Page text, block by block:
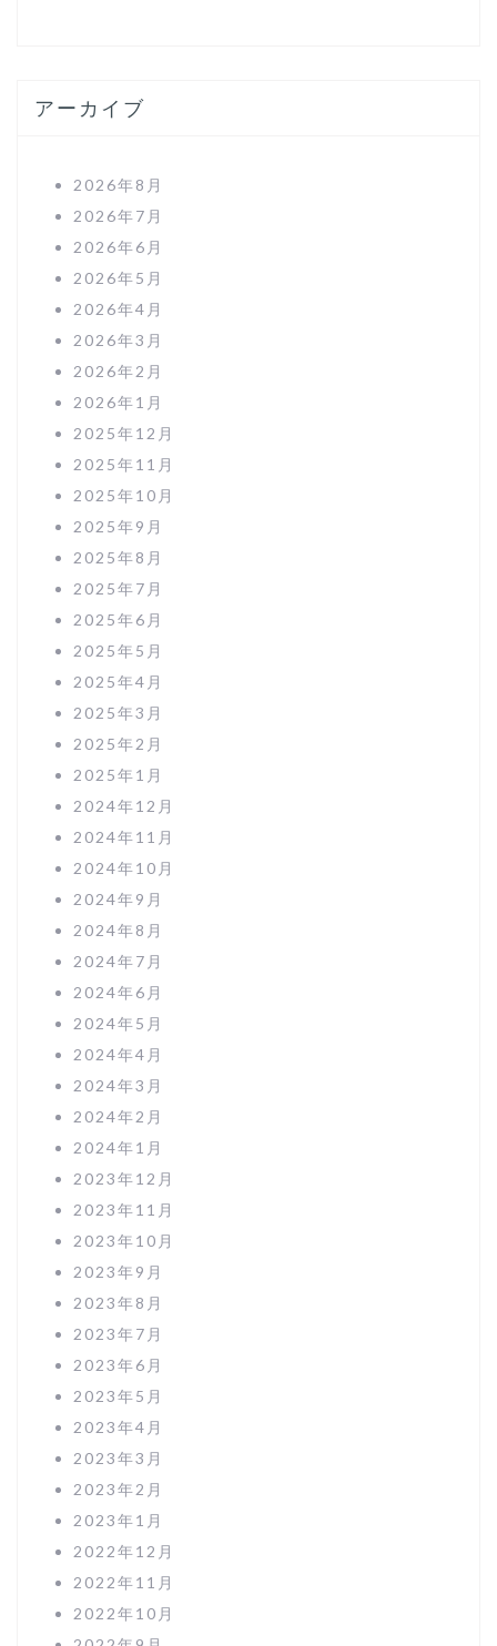
アーカイブ
2026年8月
2026年7月
2026年6月
2026年5月
2026年4月
2026年3月
2026年2月
2026年1月
2025年12月
2025年11月
2025年10月
2025年9月
2025年8月
2025年7月
2025年6月
2025年5月
2025年4月
2025年3月
2025年2月
2025年1月
2024年12月
2024年11月
2024年10月
2024年9月
2024年8月
2024年7月
2024年6月
2024年5月
2024年4月
2024年3月
2024年2月
2024年1月
2023年12月
2023年11月
2023年10月
2023年9月
2023年8月
2023年7月
2023年6月
2023年5月
2023年4月
2023年3月
2023年2月
2023年1月
2022年12月
2022年11月
2022年10月